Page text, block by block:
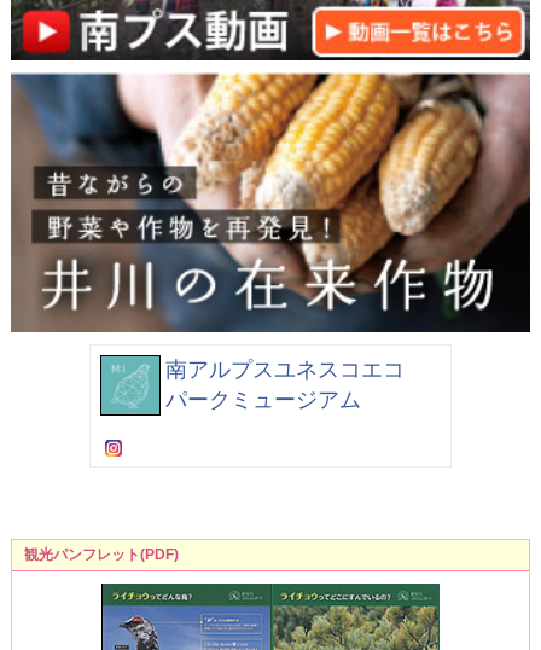
南アルプスユネスコエコ
パークミュージアム
観光パンフレット(PDF)